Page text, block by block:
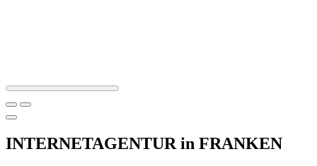
INTERNETAGENTUR in FRANKEN